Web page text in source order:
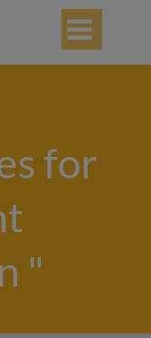

for
"